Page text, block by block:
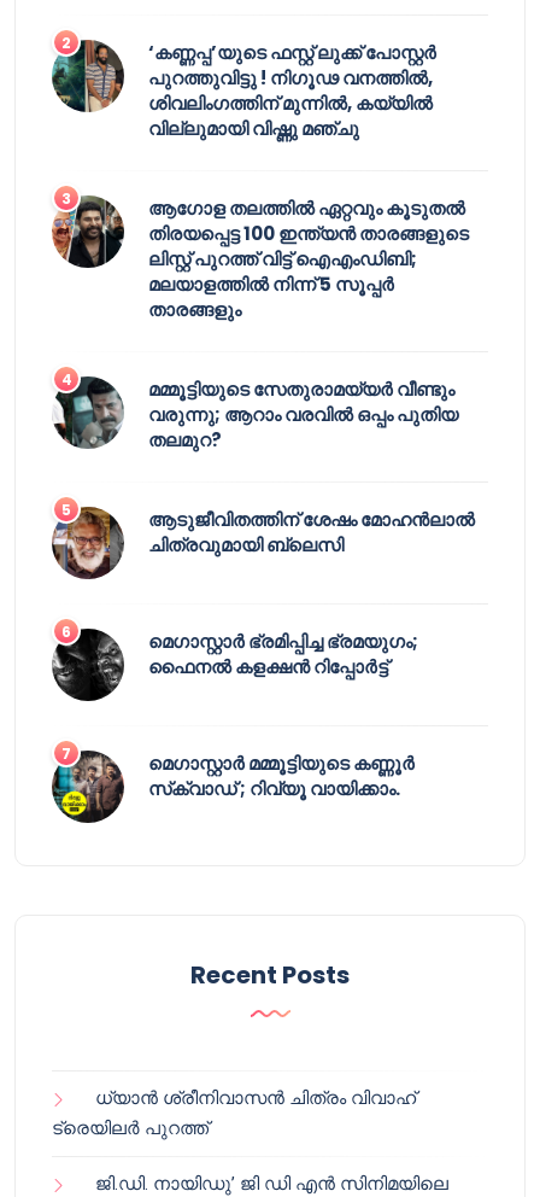
‘കണ്ണപ്പ’യുടെ ഫസ്റ്റ് ലുക്ക് പോസ്റ്റർ
പുറത്തുവിട്ടു ! നിഗൂഢ വനത്തിൽ,
ശിവലിംഗത്തിന് മുന്നിൽ, കയ്യിൽ
വില്ലുമായി വിഷ്ണു മഞ്ചു
ആഗോള തലത്തിൽ ഏറ്റവും കൂടുതൽ
തിരയപ്പെട്ട 100 ഇന്ത്യൻ താരങ്ങളുടെ
ലിസ്റ്റ് പുറത്ത് വിട്ട് ഐഎംഡിബി;
മലയാളത്തിൽ നിന്ന് 5 സൂപ്പർ
താരങ്ങളും
മമ്മൂട്ടിയുടെ സേതുരാമയ്യർ വീണ്ടും
വരുന്നു; ആറാം വരവിൽ ഒപ്പം പുതിയ
തലമുറ?
ആടുജീവിതത്തിന് ശേഷം മോഹൻലാൽ
ചിത്രവുമായി ബ്ലെസി
മെഗാസ്റ്റാർ ഭ്രമിപ്പിച്ച ഭ്രമയുഗം;
ഫൈനൽ കളക്ഷൻ റിപ്പോർട്ട്
മെഗാസ്റ്റാർ മമ്മൂട്ടിയുടെ കണ്ണൂർ
സ്‌ക്വാഡ് ; റിവ്യൂ വായിക്കാം.
Recent Posts
ധ്യാൻ ശ്രീനിവാസൻ ചിത്രം വിവാഹ്
ട്രെയിലർ പുറത്ത്
ജി.ഡി. നായിഡു’ ജി ഡി എൻ സിനിമയിലെ